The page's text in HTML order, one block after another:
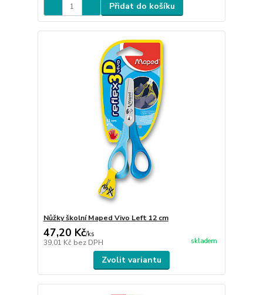
Přidat do košíku
Nůžky školní Maped Vivo Left 12 cm
47,20 Kč/ks
39,01 Kč bez DPH skladem
Zvolit variantu